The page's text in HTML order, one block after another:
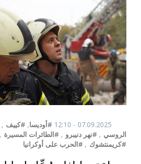
07.09.2025 - 12:10 #أوديسا, #كييف ,
الروسي , #نهر دنيبرو , #الطائرات المسيرة ,
#كريمنتشوك , #الحرب على أوكرانيا